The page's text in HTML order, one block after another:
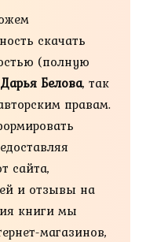
скачать
(полную
Белова, так
правам.
сайта,
и отзывы на
книги мы
магазинов,